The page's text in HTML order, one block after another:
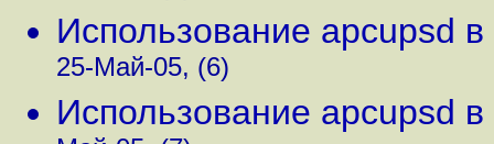
Использование apcupsd в
25-Май-05, (6)
Использование apcupsd в